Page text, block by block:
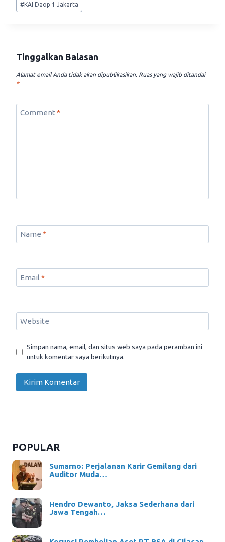
Tags:
#KAI Daop 1 Jakarta
Tinggalkan Balasan
Alamat email Anda tidak akan dipublikasikan. Ruas yang wajib ditandai
*
Comment*
Name *
Email*
Website
Simpan nama, email, dan situs web saya pada peramban ini
untuk komentar saya berikutnya.
POPULAR
Sumarno: Perjalanan Karir Gemilang dari
Auditor Muda…
Hendro Dewanto, Jaksa Sederhana dari
Jawa Tengah…